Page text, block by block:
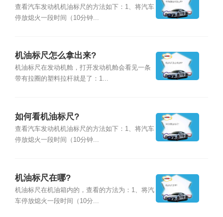
查看汽车发动机机油标尺的方法如下：1、将汽车
停放熄火一段时间（10分钟...
机油标尺怎么拿出来?
机油标尺在发动机舱，打开发动机舱会看见一条
带有拉圈的塑料拉杆就是了：1...
如何看机油标尺?
查看汽车发动机机油标尺的方法如下：1、将汽车
停放熄火一段时间（10分钟...
机油标尺在哪?
机油标尺在机油箱内的，查看的方法为：1、将汽
车停放熄火一段时间（10分...